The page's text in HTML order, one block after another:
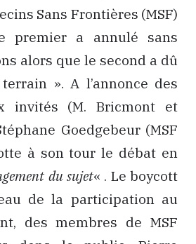
Sans Frontières (MSF)
premier a annulé sans
alors que le second a dû
». A l’annonce des
invités (M. Bricmont et
Goedgebeur (MSF
à son tour le débat en
du sujet« . Le boycott
de la participation au
des membres de MSF